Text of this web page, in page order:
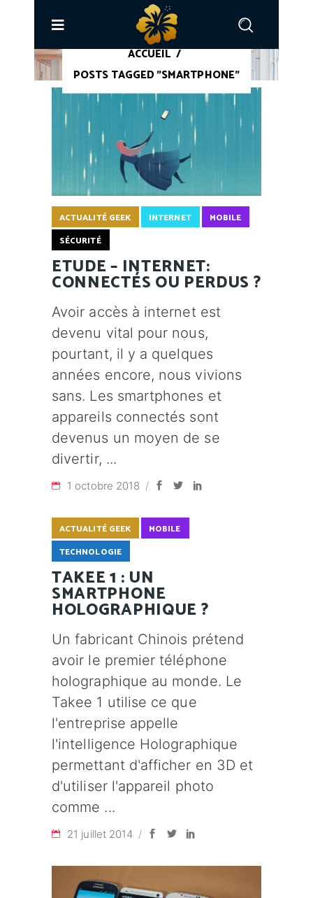
ACCUEIL /
POSTS TAGGED "SMARTPHONE"
ACTUALITÉ GEEK INTERNET
MOBILE
SÉCURITÉ
ETUDE – INTERNET:
CONNECTÉS OU PERDUS ?
Avoir accès à internet est
devenu vital pour nous,
pourtant, il y a quelques
années encore, nous vivions
sans. Les smartphones et
appareils connectés sont
devenus un moyen de se
divertir,
1 octobre 2018
ACTUALITÉ GEEK
MOBILE
TECHNOLOGIE
TAKEE 1 : UN
SMARTPHONE
HOLOGRAPHIQUE ?
Un fabricant Chinois prétend
avoir le premier téléphone
holographique au monde. Le
Takee 1 utilise ce que
l'entreprise appelle
l'intelligence Holographique
permettant d'afficher en 3D et
d'utiliser l'appareil photo
comme
21 juillet 2014